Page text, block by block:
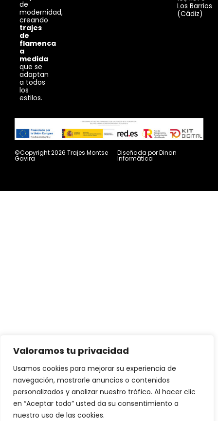
Valoramos tu privacidad
Usamos cookies para mejorar su experiencia de
navegación, mostrarle anuncios o contenidos
personalizados y analizar nuestro tráfico. Al hacer clic
en “Aceptar todo” usted da su consentimiento a
nuestro uso de las cookies.
de
modernidad,
creando
trajes
de
flamenca
a
medida
que se
adaptan
a todos
los
estilos.
Los Barrios
(Cádiz)
©Copyright 2026 Trajes Montse
Gavira
Diseñada porDinan
Informática